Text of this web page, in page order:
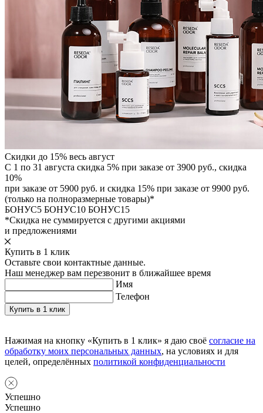
Скидки до 15% весь август
С 1 по 31 августа скидка 5% при заказе от 3900 руб., скидка
10%
при заказе от 5900 руб. и скидка 15% при заказе от 9900 руб.
(только на полноразмерные товары)*
БОНУС5 БОНУС10 БОНУС15
*Скидка не суммируется с другими акциями
и предложениями
Купить в 1 клик
Оставьте свои контактные данные.
Наш менеджер вам перезвонит в ближайшее время
Имя
Телефон
Нажимая на кнопку «Купить в 1 клик» я даю своё согласие на
обработку моих персональных данных, на условиях и для
целей, определённых политикой конфиденциальности
Успешно
Успешно